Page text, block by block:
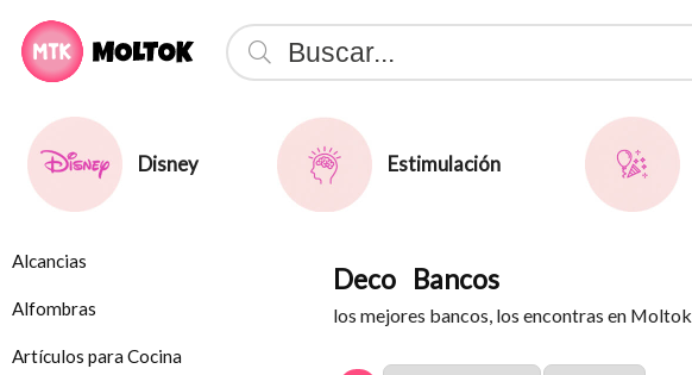
Disney Estimulación
Alcancias
Alfombras
Artículos para Cocina
Deco Bancos
los mejores bancos, los encontras en Moltok